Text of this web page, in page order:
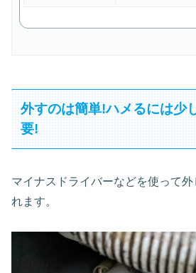
外すのは簡単!ハメるには少
要!
マイナスドライバーなどを使って
れます。